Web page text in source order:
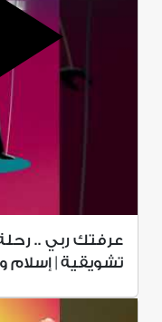
عرفتك ربي .. رحلة
تشويقية | إسلام